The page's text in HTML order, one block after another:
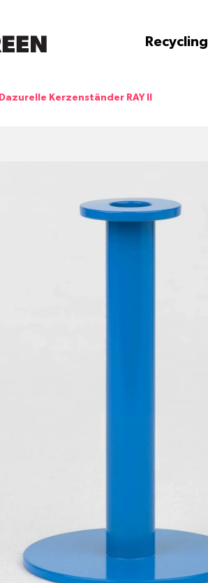
Recycling
Dazurelle Kerzenständer RAY II